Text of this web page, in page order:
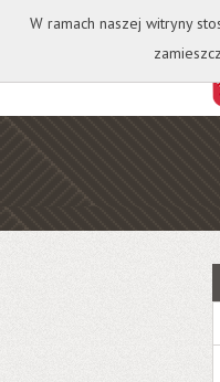
W ramach naszej witryny